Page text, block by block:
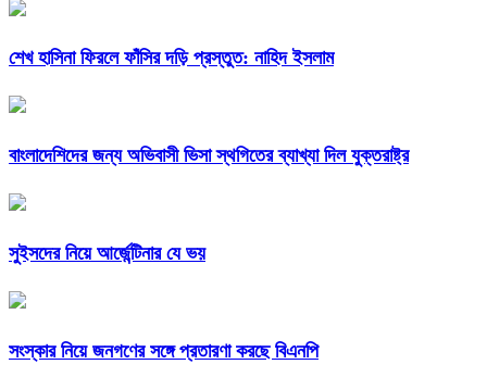
শেখ হাসিনা ফিরলে ফাঁসির দড়ি প্রস্তুত: নাহিদ ইসলাম
বাংলাদেশিদের জন্য অভিবাসী ভিসা স্থগিতের ব্যাখ্যা দিল যুক্তরাষ্ট্র
সুইসদের নিয়ে আর্জেন্টিনার যে ভয়
সংস্কার নিয়ে জনগণের সঙ্গে প্রতারণা করছে বিএনপি